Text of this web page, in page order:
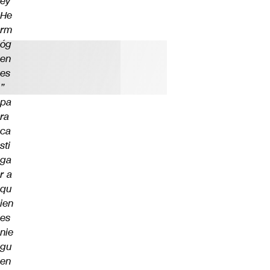
He
rm
óg
en
es
”
pa
ra
ca
sti
ga
r a
qu
ien
es
nie
gu
en